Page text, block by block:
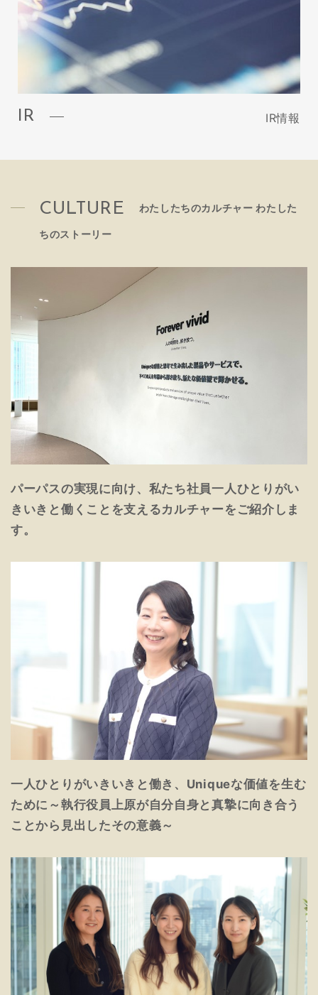
IR IR情報
CULTURE わたしたちのカルチャー わたした
ちのストーリー
パーパスの実現に向け、私たち社員一人ひとりがい
きいきと働くことを支えるカルチャーをご紹介しま
す。
一人ひとりがいきいきと働き、Uniqueな価値を生む
ために～執行役員上原が自分自身と真摯に向き合う
ことから見出したその意義～